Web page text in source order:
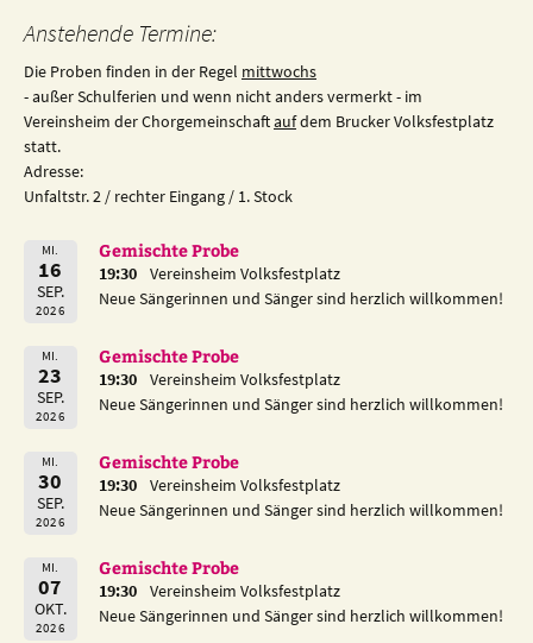
Anstehende Termine:
Die Proben finden in der Regel mittwochs
- außer Schulferien und wenn nicht anders vermerkt - im
Vereinsheim der Chorgemeinschaftaufdem Brucker Volksfestplatz
statt.
Adresse:
Unfaltstr. 2 / rechter Eingang / 1. Stock
MI.
16
SEP.
2026
Gemischte Probe
19:30
Vereinsheim Volksfestplatz
Neue Sängerinnen und Sänger sind herzlich willkommen!
MI.
23
SEP.
2026
Gemischte Probe
19:30
Vereinsheim Volksfestplatz
Neue Sängerinnen und Sänger sind herzlich willkommen!
MI.
30
SEP.
2026
Gemischte Probe
19:30
Vereinsheim Volksfestplatz
Neue Sängerinnen und Sänger sind herzlich willkommen!
MI.
07
OKT.
2026
Gemischte Probe
19:30
Vereinsheim Volksfestplatz
Neue Sängerinnen und Sänger sind herzlich willkommen!